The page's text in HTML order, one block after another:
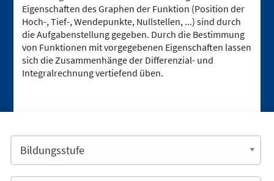
Eigenschaften des Graphen der Funktion (Position der
Hoch-, Tief-, Wendepunkte, Nullstellen, ...) sind durch
die Aufgabenstellung gegeben. Durch die Bestimmung
von Funktionen mit vorgegebenen Eigenschaften lassen
sich die Zusammenhänge der Differenzial- und
Integralrechnung vertiefend üben.